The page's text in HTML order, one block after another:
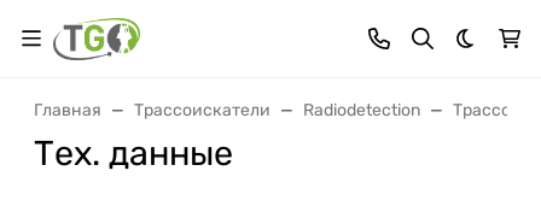
Темная
Главная Трассоискатели Radiodetection
Тех. данные